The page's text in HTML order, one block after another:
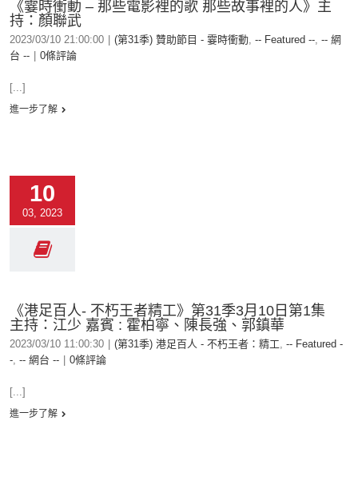
《霎時衝動 – 那些電影裡的歌 那些故事裡的人》主
持：顏聯武
2023/03/10 21:00:00 (第31季) 贊助節目 - 霎時衝動, -- Featured --, -- 網
台 --
0條評論
[...]
進一步了解
10
03, 2023
《港足百人- 不朽王者精工》第31季3月10日第1集
主持：江少 嘉賓 : 霍柏寧、陳長強、郭鎮華
2023/03/10 11:00:30 (第31季) 港足百人 - 不朽王者：精工, -- Featured -
-, -- 網台 -- 0條評論
[...]
進一步了解